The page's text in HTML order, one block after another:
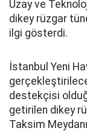
Uzay ve
dikey rüzgar
ilgi gösterdi.
İstanbul Yeni
destekçisi
getirilen dikey
Taksim